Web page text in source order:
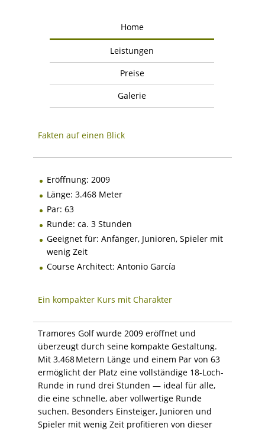
Home
Leistungen
Preise
Galerie
Fakten auf einen Blick
Eröffnung: 2009
Länge: 3.468 Meter
Par: 63
Runde: ca. 3 Stunden
Geeignet für: Anfänger, Junioren, Spieler mit
wenig Zeit
Course Architect: Antonio García
Ein kompakter Kurs mit Charakter
Tramores Golf wurde 2009 eröffnet und
überzeugt durch seine kompakte Gestaltung.
Mit 3.468 Metern Länge und einem Par von 63
ermöglicht der Platz eine vollständige 18-Loch-
Runde in rund drei Stunden — ideal für alle,
die eine schnelle, aber vollwertige Runde
suchen. Besonders Einsteiger, Junioren und
Spieler mit wenig Zeit profitieren von dieser